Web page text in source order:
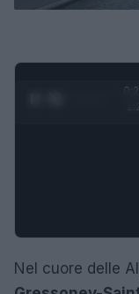
Nel cuore delle